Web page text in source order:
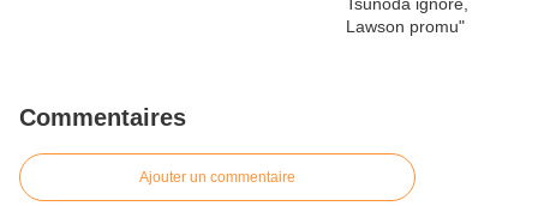
Commentaires
Ajouter un commentaire